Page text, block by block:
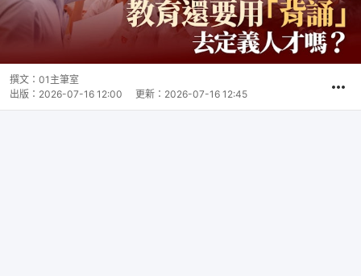
撰文： 01主筆室
出版： 2026-07-16 12:00 更新： 2026-07-16 12:45